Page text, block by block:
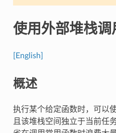
使用外部堆栈调
[English]
概述
执行某个给定函数时，可以
且该堆栈空间独立于当前任